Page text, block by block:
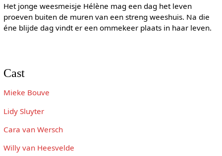
Het jonge weesmeisje Hélène mag een dag het leven
proeven buiten de muren van een streng weeshuis. Na die
éne blijde dag vindt er een ommekeer plaats in haar leven.
Cast
Mieke Bouve
Lidy Sluyter
Cara van Wersch
Willy van Heesvelde